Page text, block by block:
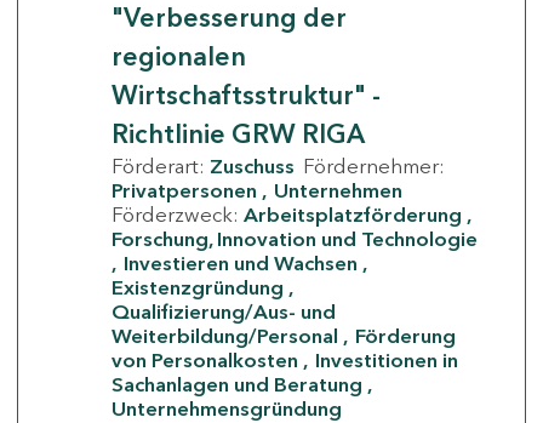
"Verbesserung der
regionalen
Wirtschaftsstruktur" -
Richtlinie GRW RIGA
Förderart: Zuschuss Fördernehmer:
Privatpersonen
Unternehmen
Förderzweck: Arbeitsplatzförderung
Forschung, Innovation und Technologie
Investieren und Wachsen
Existenzgründung
Qualifizierung/Aus- und
Weiterbildung/Personal
Förderung
von Personalkosten
Investitionen in
Sachanlagen und Beratung
Unternehmensgründung